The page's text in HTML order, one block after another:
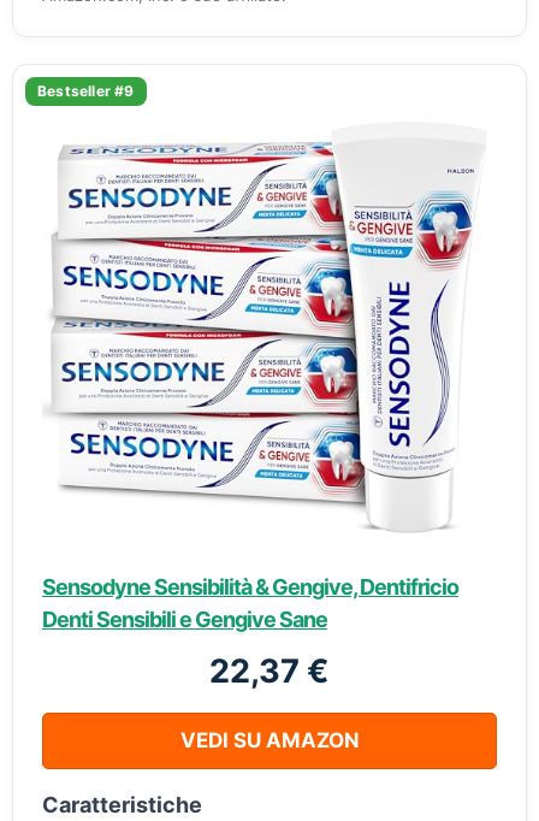
Bestseller #9
Sensodyne Sensibilità & Gengive, Dentifricio
Denti Sensibili e Gengive Sane
22,37 €
VEDI SU AMAZON
Caratteristiche